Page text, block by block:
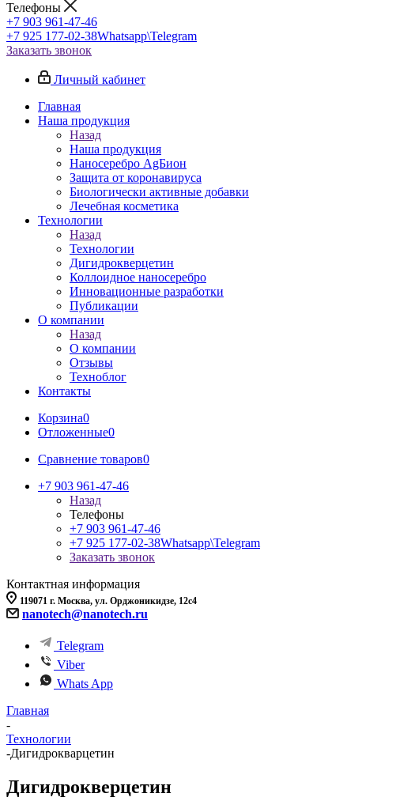
Телефоны
+7 903 961-47-46
+7 925 177-02-38Whatsapp\Telegram
Заказать звонок
Личный кабинет
Главная
Наша продукция
Назад
Наша продукция
Наносеребро AgБион
Защита от коронавируса
Биологически активные добавки
Лечебная косметика
Технологии
Назад
Технологии
Дигидрокверцетин
Коллоидное наносеребро
Инновационные разработки
Публикации
О компании
Назад
О компании
Отзывы
Техноблог
Контакты
Корзина0
Отложенные0
Сравнение товаров0
+7 903 961-47-46
Назад
Телефоны
+7 903 961-47-46
+7 925 177-02-38Whatsapp\Telegram
Заказать звонок
Контактная информация
119071 г. Москва, ул. Орджоникидзе, 12с4
nanotech@nanotech.ru
Telegram
Viber
Whats App
Главная
-
Технологии
-Дигидрокварцетин
Дигидрокверцетин